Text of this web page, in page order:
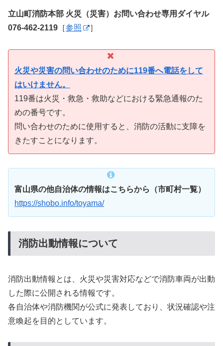
立山町消防本部 火災（災害）お問い合わせ専用ダイヤル
076-462-2119 ［参照 ］
火災や災害の問い合わせのために119番へ電話をして
はいけません。
119番は火災・救急・救助などにおける緊急通報のた
めの番号です。
問い合わせのために使用すると、消防の活動に支障を
きたすことになります。
富山県の他自治体の情報はこちらから（市町村一覧）
https://shobo.info/toyama/
消防出動情報について
消防出動情報とは、火災や災害対応などで消防車両が出動
した際に公開される情報です。
各自治体や消防機関が公式に発表しており、状況確認や注
意喚起を目的としています。